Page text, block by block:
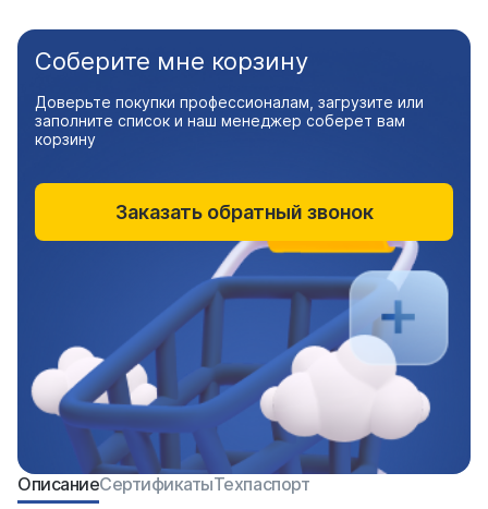
ОписаниеСертификатыТехпаспорт
Соберите мне корзину
Доверьте покупки профессионалам, загрузите или
заполните список и наш менеджер соберет вам
корзину
Заказать обратный звонок